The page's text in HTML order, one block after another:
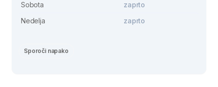
Sobota
zaprto
Nedelja
zaprto
Sporoči napako